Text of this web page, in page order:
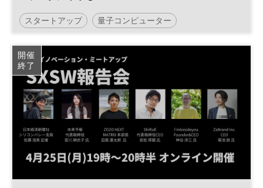
スタートアップ 量子コンピューター
日経イノベーション・ミートアップ イノベーション
平日夜開催 ベンチャー
開催
終了